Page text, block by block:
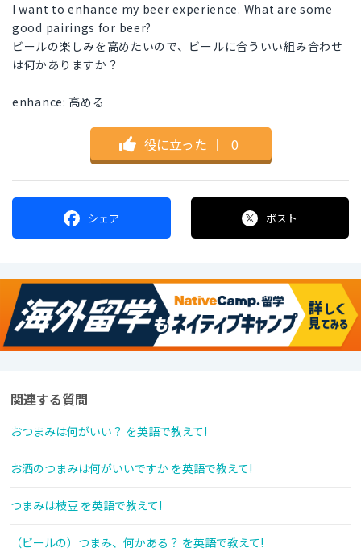
I want to enhance my beer experience. What are some
good pairings for beer?
ビールの楽しみを高めたいので、ビールに合ういい組み合わせ
は何かありますか？
enhance: 高める
役に立った ｜ 0
シェア ポスト
関連する質問
おつまみは何がいい？ を英語で教えて!
お酒のつまみは何がいいですか を英語で教えて!
つまみは枝豆 を英語で教えて!
（ビールの）つまみ、何かある？ を英語で教えて!